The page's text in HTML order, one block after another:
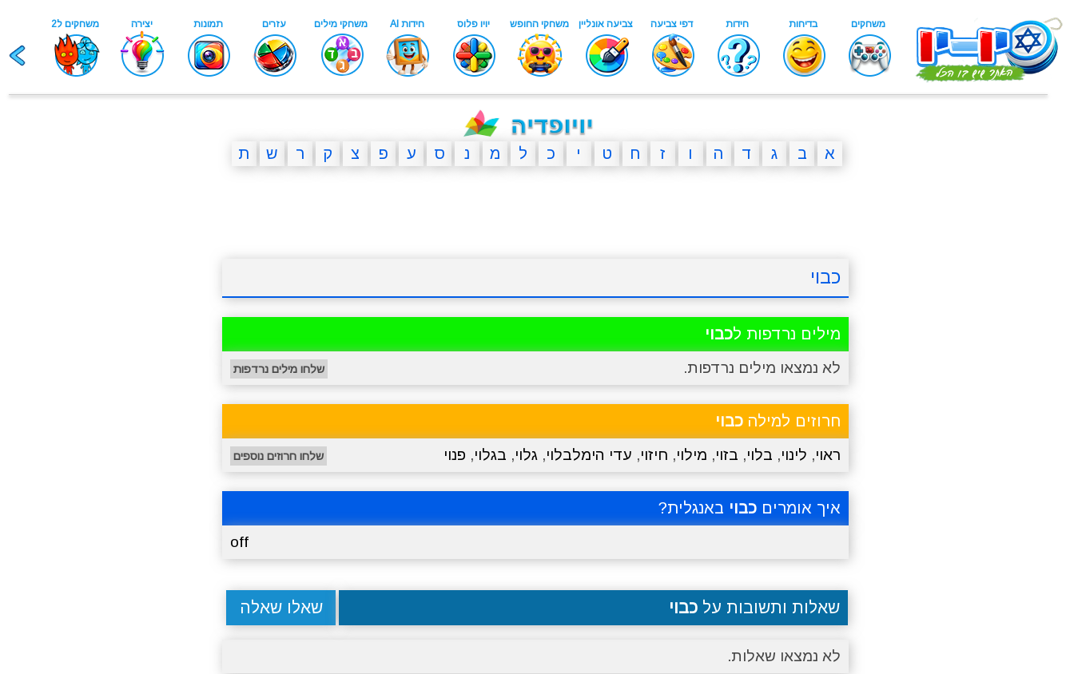
א ב ג ד ה ו ז ח ט י כ ל מ נ ס ע פ צ ק ר ש ת
כבוי
מילים נרדפות לכבוי
לא נמצאו מילים נרדפות. שלחו מילים נרדפות
חרוזים למילה כבוי
ראוי, לינוי, בלוי, בזוי, מילוי, חיזוי, עדי הימלבלוי, גלוי, בגלוי, פנוי שלחו חרוזים נוספים
איך אומרים כבוי באנגלית?
off
שאלות ותשובות עלכבוי שאלו שאלה
לא נמצאו שאלות.